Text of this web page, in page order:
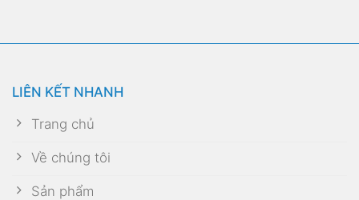
LIÊN KẾT NHANH
Trang chủ
Về chúng tôi
Sản phẩm